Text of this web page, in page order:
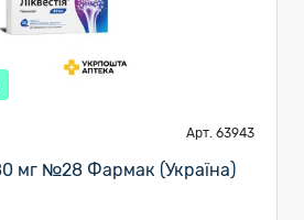
Арт. 63943
мг №28 Фармак (Україна)